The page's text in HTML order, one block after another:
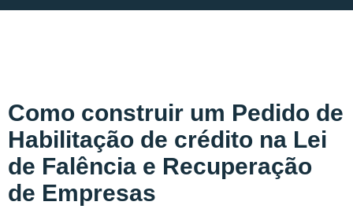
Como construir um Pedido de
Habilitação de crédito na Lei
de Falência e Recuperação
de Empresas